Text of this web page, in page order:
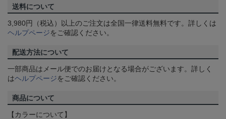
送料について
3,980円（税込）以上のご注文は全国一律送料無料です。詳しくは
ヘルプページをご確認ください。
配送方法について
一部商品はメール便でのお届けとなる場合がございます。詳しく
はヘルプページをご確認ください。
商品について
【カラーについて】